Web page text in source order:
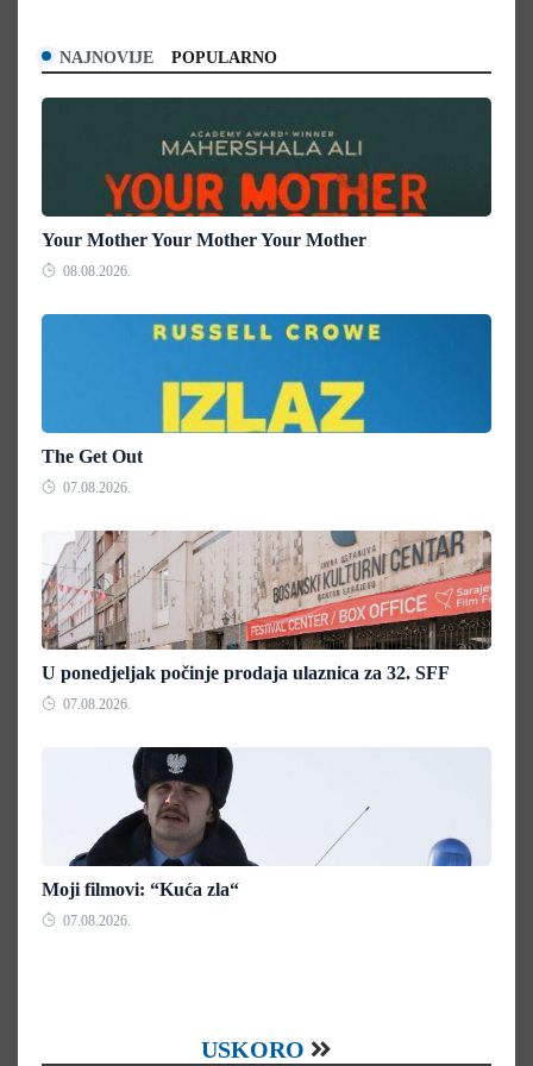
NAJNOVIJE POPULARNO
Your Mother Your Mother Your Mother
08.08.2026.
The Get Out
07.08.2026.
U ponedjeljak počinje prodaja ulaznica za 32. SFF
07.08.2026.
Moji filmovi: “Kuća zla“
07.08.2026.
USKORO